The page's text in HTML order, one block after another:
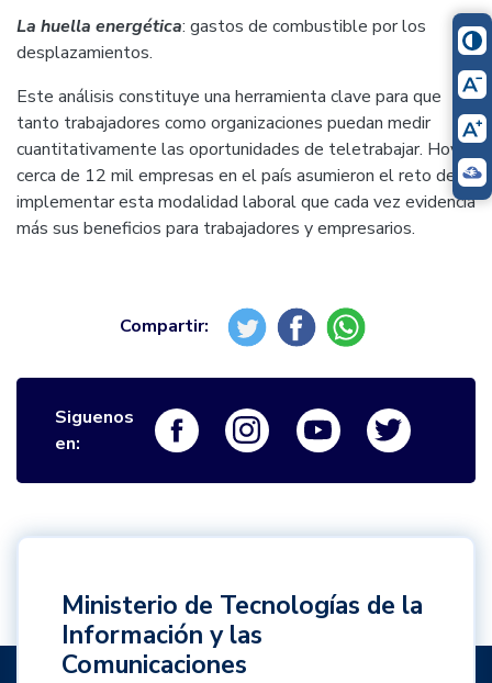
La huella energética: gastos de combustible por los
desplazamientos.
Este análisis constituye una herramienta clave para que
tanto trabajadores como organizaciones puedan medir
cuantitativamente las oportunidades de teletrabajar. Hoy
cerca de 12 mil empresas en el país asumieron el reto de
implementar esta modalidad laboral que cada vez evidencia
más sus beneficios para trabajadores y empresarios.
Siguenos
en:
Logo FacebookLogo InstagramLogo Youtube
Ministerio de Tecnologías de la
Información y las
Comunicaciones